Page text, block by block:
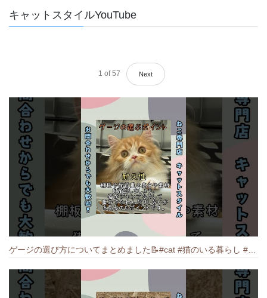
キャットスタイルYouTube
1 of 57 Next